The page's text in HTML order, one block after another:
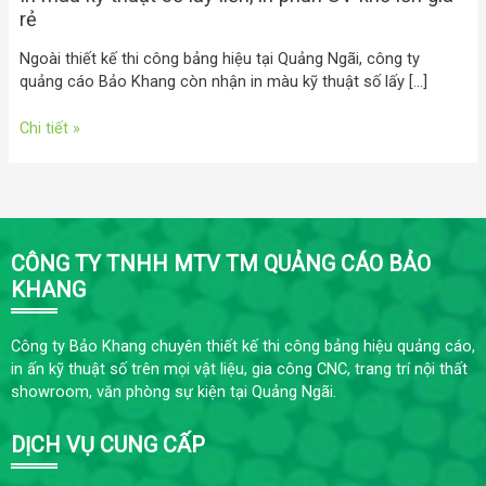
rẻ
Ngoài thiết kế thi công bảng hiệu tại Quảng Ngãi, công ty
quảng cáo Bảo Khang còn nhận in màu kỹ thuật số lấy […]
Chi tiết »
CÔNG TY TNHH MTV TM QUẢNG CÁO BẢO
KHANG
Công ty Bảo Khang chuyên thiết kế thi công bảng hiệu quảng cáo,
in ấn kỹ thuật số trên mọi vật liệu, gia công CNC, trang trí nội thất
showroom, văn phòng sự kiện tại Quảng Ngãi.
DỊCH VỤ CUNG CẤP